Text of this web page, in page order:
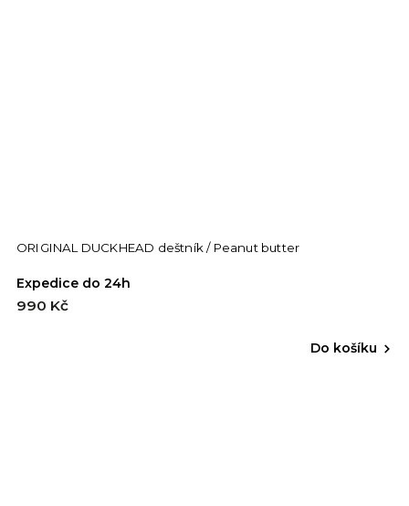
ORIGINAL DUCKHEAD deštník / Peanut butter
Expedice do 24h
990 Kč
Do košíku